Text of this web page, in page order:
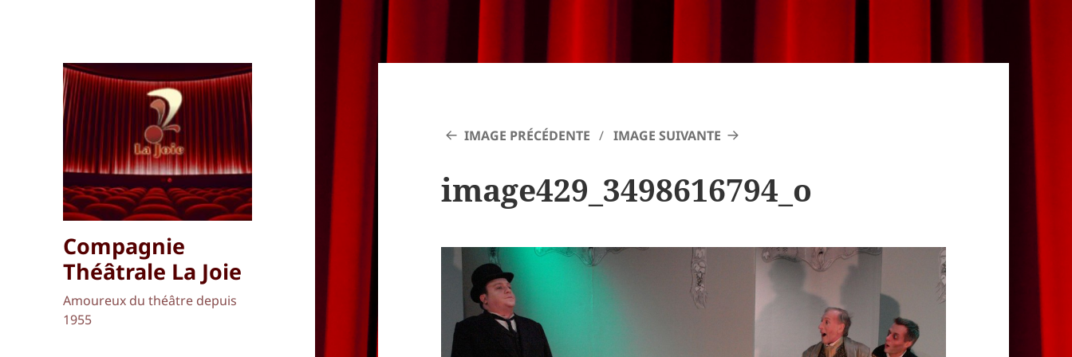
Compagnie
Théâtrale La Joie
Amoureux du théâtre depuis
1955
IMAGE PRÉCÉDENTE IMAGE SUIVANTE
image429_3498616794_o